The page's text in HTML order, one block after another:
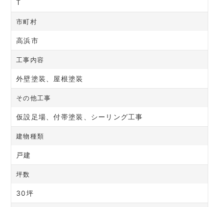
T
市町村
高浜市
工事内容
外壁塗装、屋根塗装
その他工事
仮設足場、付帯塗装、シーリング工事
建物種類
戸建
坪数
30坪